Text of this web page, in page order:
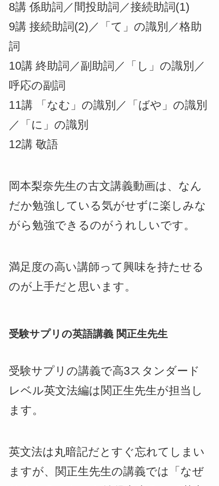
8講 係助詞／間投助詞／接続助詞(1)
9講 接続助詞(2)／「て」の識別／格助
詞
10講 終助詞／副助詞／「し」の識別／
呼応の副詞
11講 「なむ」の識別／「ばや」の識別
／「に」の識別
12講 敬語
岡本梨奈先生の古文講義動画は、なん
だか勉強している気がせずに楽しみな
がら勉強できるのがうれしいです。
満足度の高い講師って興味を持たせる
のが上手だと思います。
受験サプリの英語講義 関正生先生
受験サプリの講義で高3スタンダード
レベル英文法編は関正生先生が担当し
ます。
英文法は丸暗記だとすぐ忘れてしまい
ますが、関正生先生の講義では「なぜ